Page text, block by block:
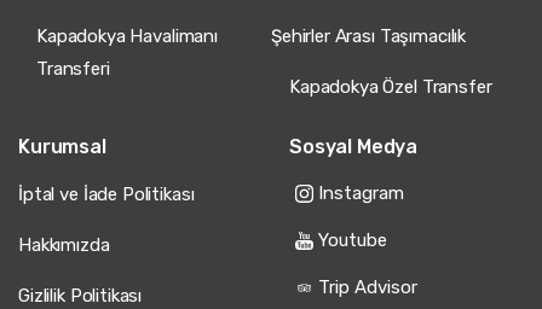
Kapadokya Havalimanı
Transferi
Şehirler Arası Taşımacılık
Kapadokya Özel Transfer
Kurumsal
İptal ve İade Politikası
Hakkımızda
Gizlilik Politikası
Sosyal Medya
Instagram
Youtube
Trip Advisor